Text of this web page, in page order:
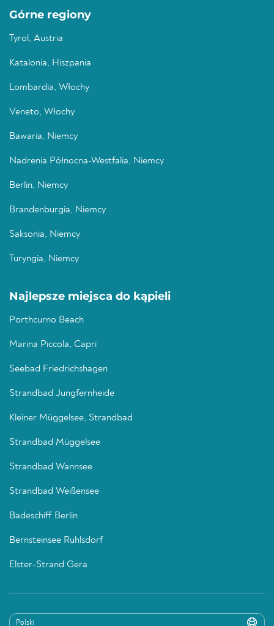
Górne regiony
Tyrol, Austria
Katalonia, Hiszpania
Lombardia, Włochy
Veneto, Włochy
Bawaria, Niemcy
Nadrenia Północna-Westfalia, Niemcy
Berlin, Niemcy
Brandenburgia, Niemcy
Saksonia, Niemcy
Turyngia, Niemcy
Najlepsze miejsca do kąpieli
Porthcurno Beach
Marina Piccola, Capri
Seebad Friedrichshagen
Strandbad Jungfernheide
Kleiner Müggelsee, Strandbad
Strandbad Müggelsee
Strandbad Wannsee
Strandbad Weißensee
Badeschiff Berlin
Bernsteinsee Ruhlsdorf
Elster-Strand Gera